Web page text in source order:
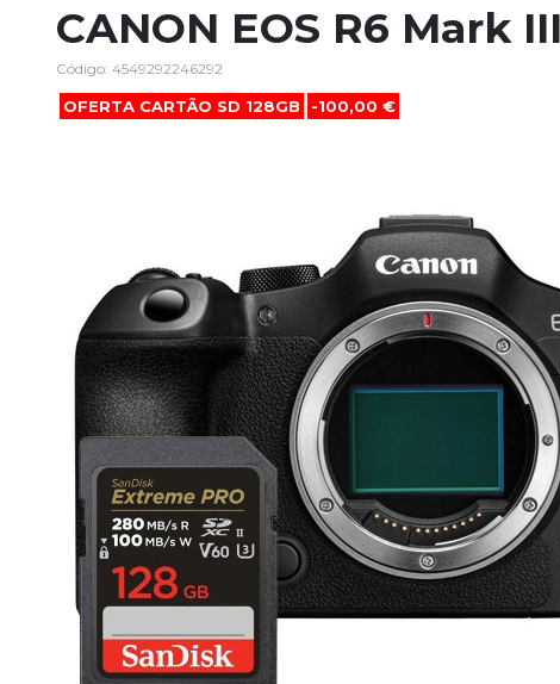
CANON EOS R6 Mark
Código: 4549292246292
OFERTA CARTÃO SD 128GB -100,00 €